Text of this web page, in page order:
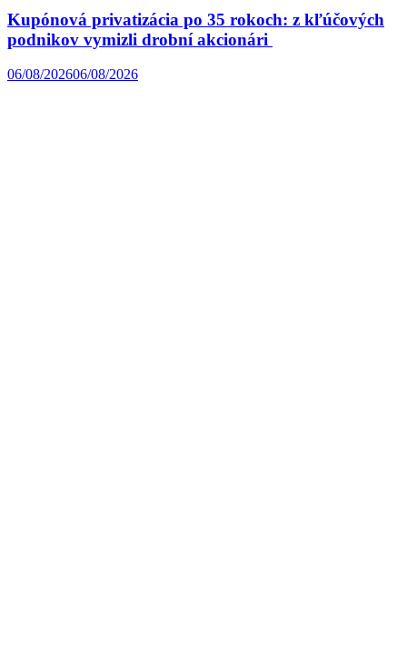
Kupónová privatizácia po 35 rokoch: z kľúčových
podnikov vymizli drobní akcionári
06/08/202606/08/2026